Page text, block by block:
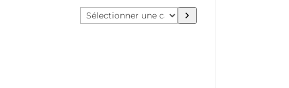
Sélectionner
une